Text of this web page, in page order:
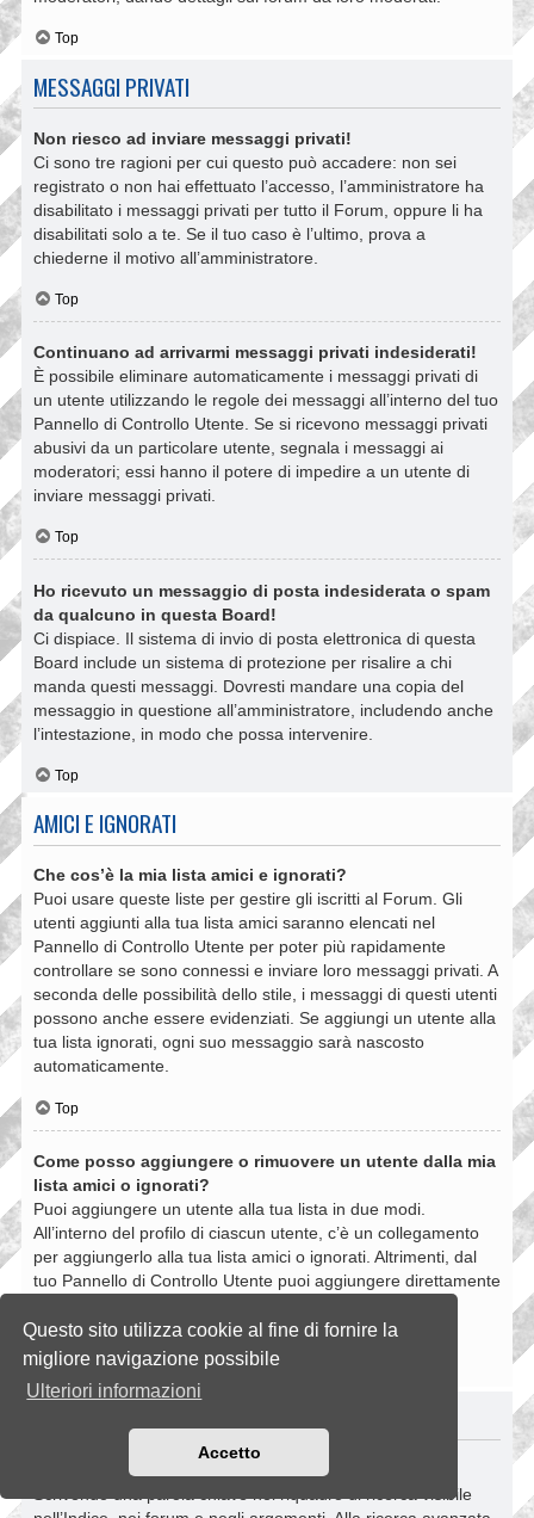
Questo sito utilizza cookie al fine di fornire la
migliore navigazione possibile
Ulteriori informazioni
Accetto
Top
MESSAGGI PRIVATI
Non riesco ad inviare messaggi privati!
Ci sono tre ragioni per cui questo può accadere: non sei
registrato o non hai effettuato l’accesso, l’amministratore ha
disabilitato i messaggi privati per tutto il Forum, oppure li ha
disabilitati solo a te. Se il tuo caso è l’ultimo, prova a
chiederne il motivo all’amministratore.
Top
Continuano ad arrivarmi messaggi privati indesiderati!
È possibile eliminare automaticamente i messaggi privati ​​di
un utente utilizzando le regole dei messaggi all’interno del tuo
Pannello di Controllo Utente. Se si ricevono messaggi privati ​​
abusivi da un particolare utente, segnala i messaggi ai
moderatori; essi hanno il potere di impedire a un utente di
inviare messaggi privati​​.
Top
Ho ricevuto un messaggio di posta indesiderata o spam
da qualcuno in questa Board!
Ci dispiace. Il sistema di invio di posta elettronica di questa
Board include un sistema di protezione per risalire a chi
manda questi messaggi. Dovresti mandare una copia del
messaggio in questione all’amministratore, includendo anche
l’intestazione, in modo che possa intervenire.
Top
AMICI E IGNORATI
Che cos’è la mia lista amici e ignorati?
Puoi usare queste liste per gestire gli iscritti al Forum. Gli
utenti aggiunti alla tua lista amici saranno elencati nel
Pannello di Controllo Utente per poter più rapidamente
controllare se sono connessi e inviare loro messaggi privati. A
seconda delle possibilità dello stile, i messaggi di questi utenti
possono anche essere evidenziati. Se aggiungi un utente alla
tua lista ignorati, ogni suo messaggio sarà nascosto
automaticamente.
Top
Come posso aggiungere o rimuovere un utente dalla mia
lista amici o ignorati?
Puoi aggiungere un utente alla tua lista in due modi.
All’interno del profilo di ciascun utente, c’è un collegamento
per aggiungerlo alla tua lista amici o ignorati. Altrimenti, dal
tuo Pannello di Controllo Utente puoi aggiungere direttamente
rimuovere un utente dalla lista dalla stessa pagina.
Top
Come si fanno le ricerche nella Board?
Scrivendo una parola chiave nel riquadro di ricerca visibile